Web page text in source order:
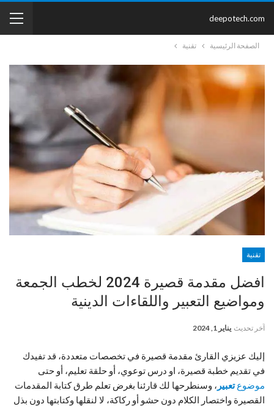
deepotech.com
الصفحة الرئيسية تقنية
تقنية
افضل مقدمة قصيرة 2024 لخطب الجمعة
ومواضيع التعبير واللقاءات الدينية
آخر تحديث يناير 1, 2024
إليك عزيزي القارئ مقدمة قصيرة في تخصصات متعددة، قد تفيدك
في تقديم خطبة قصيرة، او درس توعوي، أو حلقة تعليم، أو حتى
موضوعتعبير ، وسنطرحها لك قارئنا بغرض تعلم طرق كتابة المقدمات
القصيرة واختصار الكلام دون حشو أو ركاكة، لا لنقلها وكتابتها دون بذل